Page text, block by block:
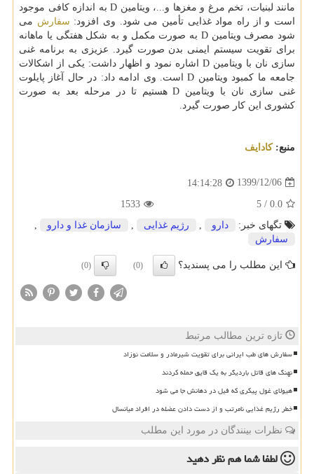
مانند لبنیات، تخم مرغ و مغزها و...، ویتامین D به اندازه کافی موجود
است و از راه مواد غذایی تأمین می شود. وی افزود: سفارش می
شود مصرف ویتامین D به صورت مکمل و به شکل هفتگی یا ماهانه
برای تقویت سیستم ایمنی بدن صورت گیرد. عزیزی به برنامه غنی
سازی نان با ویتامین D اشاره نمود و اظهار داشت: یکی از اشکالات
جامعه ما کمبود ویتامین D است. وی ادامه داد: در حال آغاز پایلوت
غنی سازی نان با ویتامین D هستیم تا در مرحله بعد به صورت
کشوری این کار صورت گیرد.
منبع:كادایف
1399/12/06
14:14:28
0.0
/
5
1533
تگهای خبر:
دارو رژیم غذایی سازمان غذا و دارو
سفارش
این مطلب را می پسندید؟ (0)
(0)
تازه ترین مطالب مرتبط
سفارش های طب ایرانی برای تقویت شیرمادر و سلامت نوزاد
نهنگ های قاتل باردیگر به یک قایق حمله کردند
هیولای غول پیکری که فیل در دهانش جا می شود
خطر رژیم غذایی نامرتب و از دست دادن عضله در افراد میانسال
نظرات بینندگان در مورد این مطلب
لطفا شما همنظر دهید